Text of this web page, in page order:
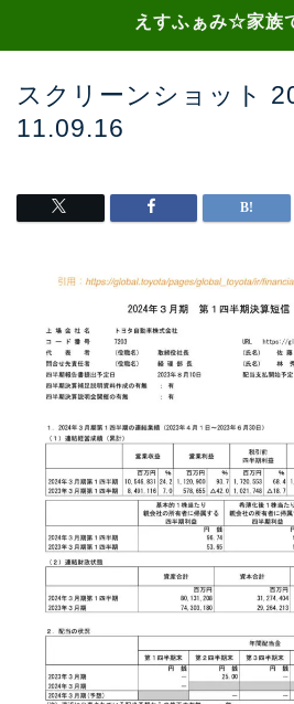
えすふぁみ☆家族
スクリーンショット
11.09.16